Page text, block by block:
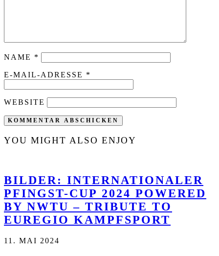
NAME *
E-MAIL-ADRESSE *
WEBSITE
YOU MIGHT ALSO ENJOY
BILDER: INTERNATIONALER
PFINGST-CUP 2024 POWERED
BY NWTU – TRIBUTE TO
EUREGIO KAMPFSPORT
11. MAI 2024